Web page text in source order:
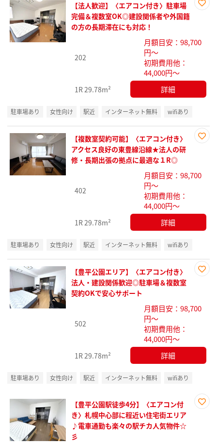
録
【法人歓迎】〈エアコン付き〉駐車場
完備＆複数室OK◎建設関係者や外国籍
の方の長期滞在にも対応！
202
月額目安：98,700
円～
初期費用他：
44,000円～
1R 29.78m² 詳細
駐車場あり 女性向け 駅近 インターネット無料 wifiあり
録
【複数室契約可能】〈エアコン付き〉
アクセス良好の東豊線沿線★法人の研
修・長期出張の拠点に最適な１R◎
402
月額目安：98,700
円～
初期費用他：
44,000円～
1R 29.78m² 詳細
駐車場あり 女性向け 駅近 インターネット無料 wifiあり
録
【豊平公園エリア】〈エアコン付き〉
法人・建設関係歓迎◎駐車場＆複数室
契約OKで安心サポート
502
月額目安：98,700
円～
初期費用他：
44,000円～
1R 29.78m² 詳細
駐車場あり 女性向け 駅近 インターネット無料 wifiあり
【豊平公園駅徒歩4分】〈エアコン付
き〉札幌中心部に程近い住宅街エリア
♪電車通勤も楽々の駅チカ人気物件☆
彡